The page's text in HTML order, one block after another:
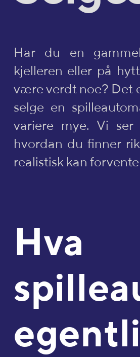
Har du en
kjelleren eller på
være verdt noe? Det
selge en
variere mye. Vi
hvordan du finner
realistisk kan forvente